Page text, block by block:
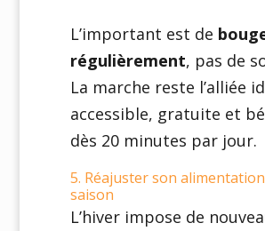
L’important est de
régulièrement, pas de
La marche reste l’alliée
accessible, gratuite et
dès 20 minutes par jour.
5. Réajuster son
saison
L’hiver impose de